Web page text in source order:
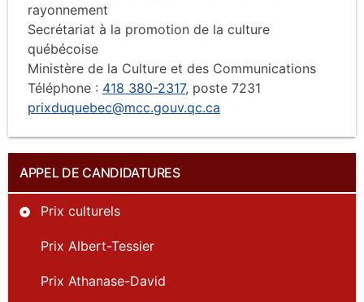
APPEL DE CANDIDATURES
Prix culturels
Prix Albert-Tessier
Prix Athanase-David
rayonnement
Secrétariat à la promotion de la culture
québécoise
Ministère de la Culture et des Communications
Téléphone : 418 380-2317, poste 7231
prixduquebec@mcc.gouv.qc.ca